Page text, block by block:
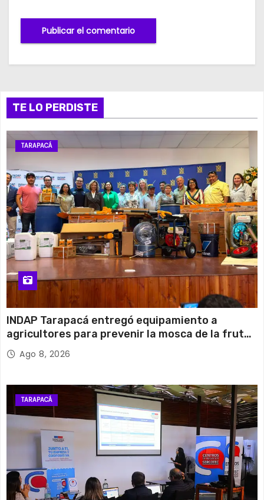
TE LO PERDISTE
TARAPACÁ
INDAP Tarapacá entregó equipamiento a
agricultores para prevenir la mosca de la fruta
en Pica
Ago 8, 2026
TARAPACÁ